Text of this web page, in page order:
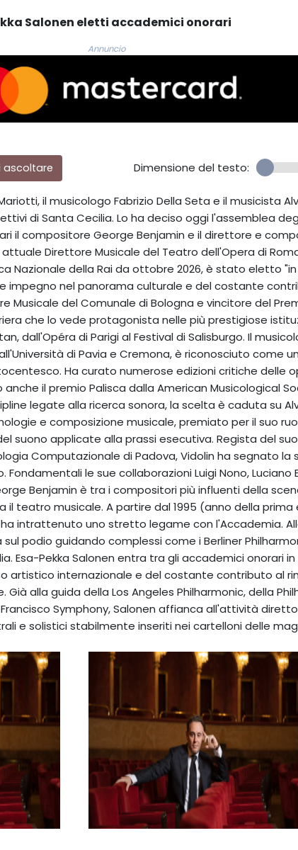
Salonen eletti accademici onorari
Annuncio
ascoltare Dimensione del testo:
il musicologo Fabrizio Della Seta e il musicista
di Santa Cecilia. Lo ha deciso oggi l'assemblea
il compositore George Benjamin e il direttore e
attuale Direttore Musicale del Teatro dell'Opera di
Nazionale della Rai da ottobre 2026, è stato eletto "in
impegno nel panorama culturale e del costante
Musicale del Comunale di Bologna e vincitore del
che lo vede protagonista nelle più prestigiose
dall'Opéra di Parigi al Festival di Salisburgo. Il
di Pavia e Cremona, è riconosciuto come
Ha curato numerose edizioni critiche delle
il premio Palisca dalla American Musicological
legate alla ricerca sonora, la scelta è caduta su
e composizione musicale, premiato per il suo
suono applicate alla prassi esecutiva. Regista del
Computazionale di Padova, Vidolin ha segnato la
le sue collaborazioni Luigi Nono, Luciano
Benjamin è tra i compositori più influenti della
teatro musicale. A partire dal 1995 (anno della prima
intrattenuto uno stretto legame con l'Accademia.
podio guidando complessi come i Berliner
Esa-Pekka Salonen entra tra gli accademici onorari in
artistico internazionale e del costante contributo al
alla guida della Los Angeles Philharmonic, della
Symphony, Salonen affianca all'attività
e solistici stabilmente inseriti nei cartelloni delle